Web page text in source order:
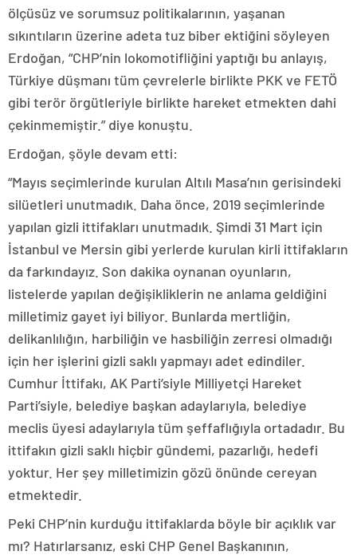
ölçüsüz ve sorumsuz politikalarının, yaşanan
sıkıntıların üzerine adeta tuz biber ektiğini söyleyen
Erdoğan, “CHP’nin lokomotifliğini yaptığı bu anlayış,
Türkiye düşmanı tüm çevrelerle birlikte PKK ve FETÖ
gibi terör örgütleriyle birlikte hareket etmekten dahi
çekinmemiştir.” diye konuştu.
Erdoğan, şöyle devam etti:
“Mayıs seçimlerinde kurulan Altılı Masa’nın gerisindeki
silüetleri unutmadık. Daha önce, 2019 seçimlerinde
yapılan gizli ittifakları unutmadık. Şimdi 31 Mart için
İstanbul ve Mersin gibi yerlerde kurulan kirli ittifakların
da farkındayız. Son dakika oynanan oyunların,
listelerde yapılan değişikliklerin ne anlama geldiğini
milletimiz gayet iyi biliyor. Bunlarda mertliğin,
delikanlılığın, harbiliğin ve hasbiliğin zerresi olmadığı
için her işlerini gizli saklı yapmayı adet edindiler.
Cumhur İttifakı, AK Parti’siyle Milliyetçi Hareket
Parti’siyle, belediye başkan adaylarıyla, belediye
meclis üyesi adaylarıyla tüm şeffaflığıyla ortadadır. Bu
ittifakın gizli saklı hiçbir gündemi, pazarlığı, hedefi
yoktur. Her şey milletimizin gözü önünde cereyan
etmektedir.
Peki CHP’nin kurduğu ittifaklarda böyle bir açıklık var
mı? Hatırlarsanız, eski CHP Genel Başkanının,